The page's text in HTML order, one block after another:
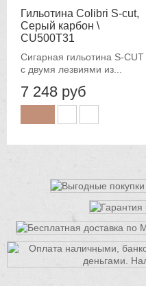
Гильотина Colibri S-cut,
Серый карбон \
CU500T31
Сигарная гильотина S-CUT
с двумя лезвиями из...
7 248 руб